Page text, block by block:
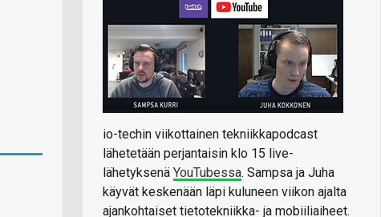
io-techin viikottainen tekniikkapodcast
lähetetään perjantaisin klo 15 live-
lähetyksenä YouTubessa. Sampsa ja Juha
käyvät keskenään läpi kuluneen viikon ajalta
ajankohtaiset tietotekniikka- ja mobiiliaiheet.